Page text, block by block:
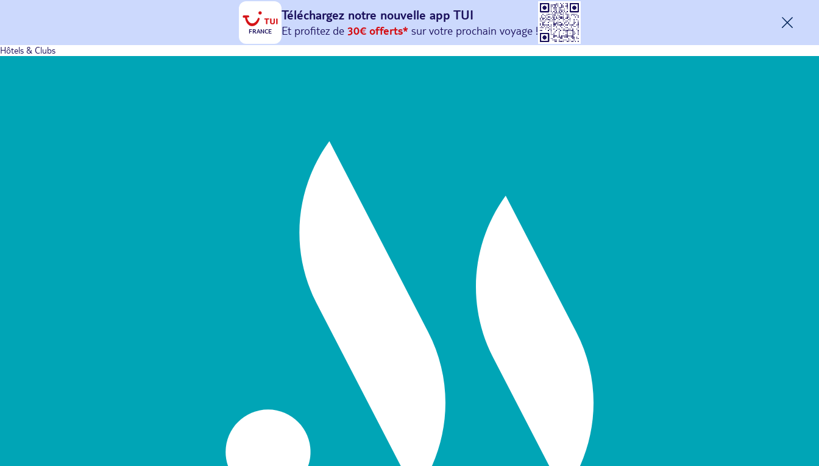
FRANCE
Téléchargez notre nouvelle app TUI
Et profitez de 30€ offerts*sur votreprochain
avec le code : HAPPYAPP
Hôtels & Clubs